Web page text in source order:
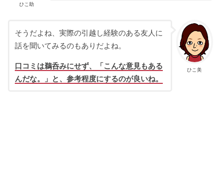
ひこ助
ひこ美
そうだよね、実際の引越し経験のある友人に
話を聞いてみるのもありだよね。
口コミは鵜呑みにせず、「こんな意見もある
んだな。」と、参考程度にするのが良いね。